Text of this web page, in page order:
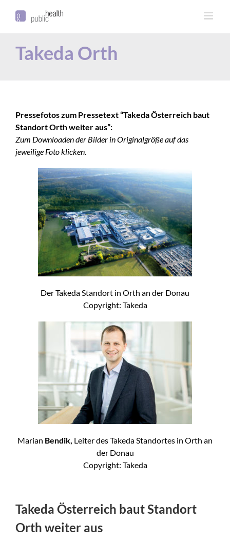
Takeda Orth
Pressefotos zum Pressetext “Takeda Österreich baut
Standort Orth weiter aus”:
Zum Downloaden der Bilder in Originalgröße auf das
jeweilige Foto klicken.
Der Takeda Standort in Orth an der Donau
Copyright: Takeda
Marian Bendik, Leiter des Takeda Standortes in Orth an
der Donau
Copyright: Takeda
Takeda Österreich baut Standort
Orth weiter aus